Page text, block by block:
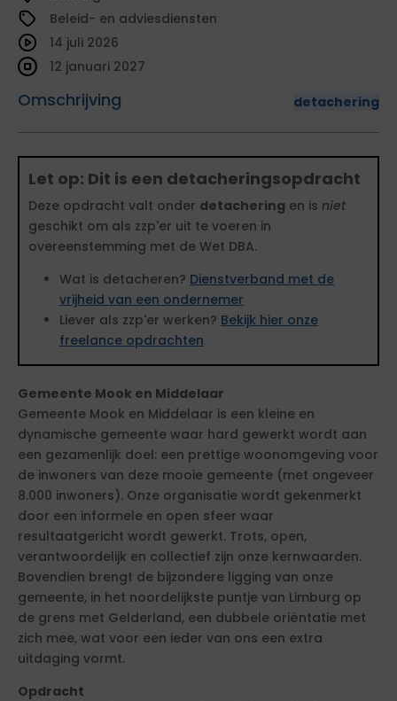
Beleid- en adviesdiensten
Omschrijving detachering
14 juli 2026
12 januari 2027
Let op: Dit is een detacheringsopdracht
Deze opdracht valt onder detachering en is niet
geschikt om als zzp'er uit te voeren in
overeenstemming met de Wet DBA.
Wat is detacheren? Dienstverband met de
vrijheid van een ondernemer
Liever als zzp'er werken? Bekijk hier onze
freelance opdrachten
Gemeente Mook en Middelaar
Gemeente Mook en Middelaar is een kleine en
dynamische gemeente waar hard gewerkt wordt aan
een gezamenlijk doel: een prettige woonomgeving voor
de inwoners van deze mooie gemeente (met ongeveer
8.000 inwoners). Onze organisatie wordt gekenmerkt
door een informele en open sfeer waar
resultaatgericht wordt gewerkt. Trots, open,
verantwoordelijk en collectief zijn onze kernwaarden.
Bovendien brengt de bijzondere ligging van onze
gemeente, in het noordelijkste puntje van Limburg op
de grens met Gelderland, een dubbele oriëntatie met
zich mee, wat voor een ieder van ons een extra
uitdaging vormt.
Opdracht